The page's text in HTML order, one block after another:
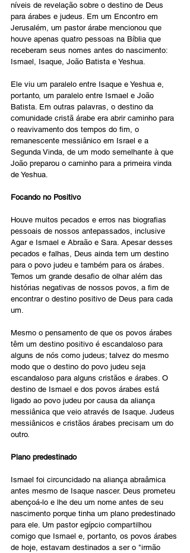
níveis de revelação sobre o destino de Deus
para árabes e judeus. Em um Encontro em
Jerusalém, um pastor árabe mencionou que
houve apenas quatro pessoas na Bíblia que
receberam seus nomes antes do nascimento:
Ismael, Isaque, João Batista e Yeshua.
Ele viu um paralelo entre Isaque e Yeshua e,
portanto, um paralelo entre Ismael e João
Batista. Em outras palavras, o destino da
comunidade cristã árabe era abrir caminho para
o reavivamento dos tempos do fim, o
remanescente messiânico em Israel e a
Segunda Vinda, de um modo semelhante à que
João preparou o caminho para a primeira vinda
de Yeshua.
Focando no Positivo
Houve muitos pecados e erros nas biografias
pessoais de nossos antepassados, inclusive
Agar e Ismael e Abraão e Sara. Apesar desses
pecados e falhas, Deus ainda tem um destino
para o povo judeu e também para os árabes.
Temos um grande desafio de olhar além das
histórias negativas de nossos povos, a fim de
encontrar o destino positivo de Deus para cada
um.
Mesmo o pensamento de que os povos árabes
têm um destino positivo é escandaloso para
alguns de nós como judeus; talvez do mesmo
modo que o destino do povo judeu seja
escandaloso para alguns cristãos e árabes. O
destino de Ismael e dos povos árabes está
ligado ao povo judeu por causa da aliança
messiânica que veio através de Isaque. Judeus
messiânicos e cristãos árabes precisam um do
outro.
Plano predestinado
Ismael foi circuncidado na aliança abraâmica
antes mesmo de Isaque nascer. Deus prometeu
abençoá-lo e lhe deu um nome antes de seu
nascimento porque tinha um plano predestinado
para ele. Um pastor egípcio compartilhou
comigo que Ismael e, portanto, os povos árabes
de hoje, estavam destinados a ser o "irmão